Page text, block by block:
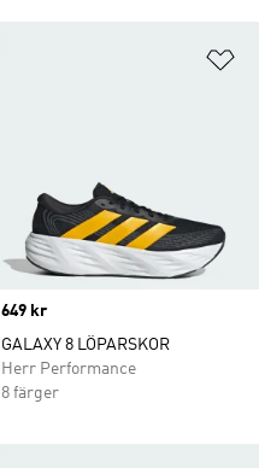
Price
649 kr
GALAXY 8 LÖPARSKOR
Herr Performance
8 färger